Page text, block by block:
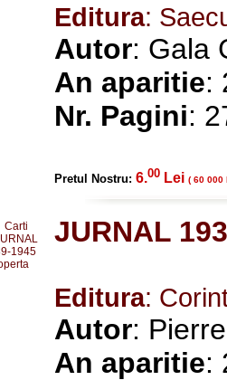
Editura:
Autor: Gala
An aparitie:
Nr. Pagini:
Pretul Nostru: 6.00 Lei ( 60 000
JURNAL
Editura:
Autor:
An aparitie: